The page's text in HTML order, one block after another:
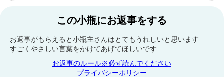
この小瓶にお返事をする
お返事がもらえると小瓶主さんはとてもうれしいと思います
すごくやさしい言葉をかけてあげてほしいです
お返事のルール※必ず読んでください
プライバシーポリシー